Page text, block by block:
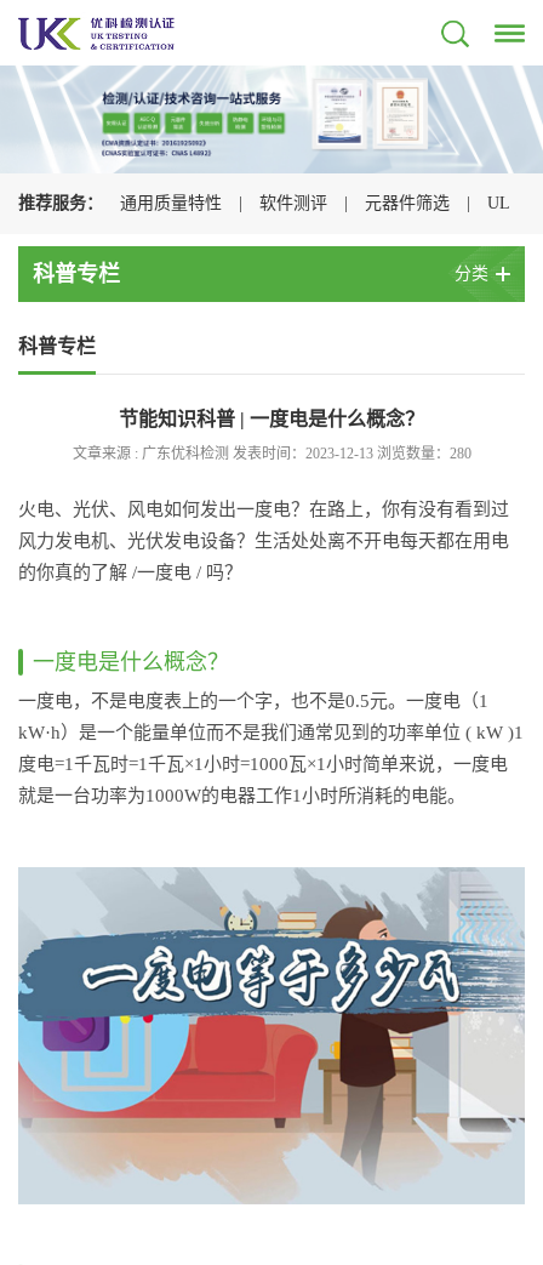
推荐服务： 通用质量特性 | 软件测评 | 元器件筛选 | UL
认证 | CSA认证
科普专栏 分类
科普专栏
节能知识科普 | 一度电是什么概念？
文章来源 : 广东优科检测 发表时间：2023-12-13 浏览数量： 280
火电、光伏、风电如何发出一度电？在路上，你有没有看到过
风力发电机、光伏发电设备？生活处处离不开电每天都在用电
的你真的了解 /一度电 / 吗？
一度电是什么概念？
一度电，不是电度表上的一个字，也不是0.5元。一度电（1
kW·h）是一个能量单位而不是我们通常见到的功率单位 ( kW )1
度电=1千瓦时=1千瓦×1小时=1000瓦×1小时简单来说，一度电
就是一台功率为1000W的电器工作1小时所消耗的电能。